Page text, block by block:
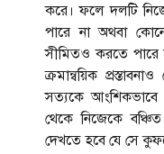
করে। ফলে দলটি
পারে না অথবা
সীমিতও করতে পারে
ক্রমান্বয়িক
সত্যকে
থেকে নিজেকে
দেখতে হবে যে সে